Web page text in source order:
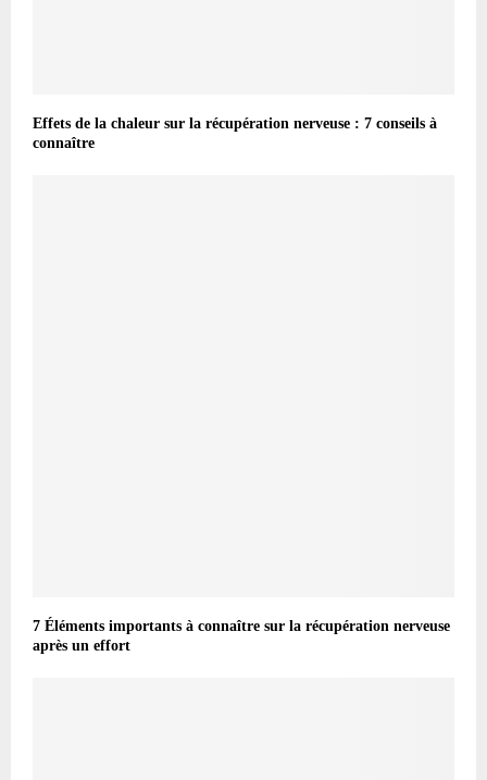
Effets de la chaleur sur la récupération nerveuse : 7 conseils à
connaître
7 Éléments importants à connaître sur la récupération nerveuse
après un effort